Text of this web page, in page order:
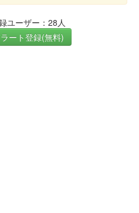
ユーザー：28人
ート登録(無料)